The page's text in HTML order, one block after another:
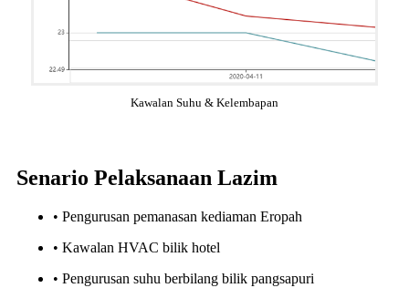
Kawalan Suhu & Kelembapan
Senario Pelaksanaan Lazim
• Pengurusan pemanasan kediaman Eropah
• Kawalan HVAC bilik hotel
• Pengurusan suhu berbilang bilik pangsapuri